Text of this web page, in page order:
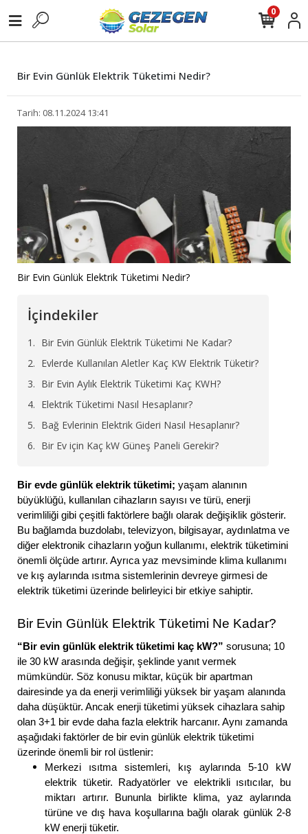
0
Bir Evin Günlük Elektrik Tüketimi Nedir?
Tarih: 08.11.2024 13:41
Bir Evin Günlük Elektrik Tüketimi Nedir?
İçindekiler
Bir Evin Günlük Elektrik Tüketimi Ne Kadar?
Evlerde Kullanılan Aletler Kaç KW Elektrik Tüketir?
Bir Evin Aylık Elektrik Tüketimi Kaç KWH?
Elektrik Tüketimi Nasıl Hesaplanır?
Bağ Evlerinin Elektrik Gideri Nasıl Hesaplanır?
Bir Ev için Kaç kW Güneş Paneli Gerekir?
Bir evde günlük elektrik tüketimi; yaşam alanının
büyüklüğü, kullanılan cihazların sayısı ve türü, enerji
verimliliği gibi çeşitli faktörlere bağlı olarak değişiklik gösterir.
Bu bağlamda buzdolabı, televizyon, bilgisayar, aydınlatma ve
diğer elektronik cihazların yoğun kullanımı, elektrik tüketimini
önemli ölçüde artırır. Ayrıca yaz mevsiminde klima kullanımı
ve kış aylarında ısıtma sistemlerinin devreye girmesi de
elektrik tüketimi üzerinde belirleyici bir etkiye sahiptir.
Bir Evin Günlük Elektrik Tüketimi Ne Kadar?
“Bir evin günlük elektrik tüketimi kaç kW?” sorusuna; 10
ile 30 kW arasında değişir, şeklinde yanıt vermek
mümkündür. Söz konusu miktar, küçük bir apartman
dairesinde ya da enerji verimliliği yüksek bir yaşam alanında
daha düşüktür. Ancak enerji tüketimi yüksek cihazlara sahip
olan 3+1 bir evde daha fazla elektrik harcanır. Aynı zamanda
aşağıdaki faktörler de bir evin günlük elektrik tüketimi
üzerinde önemli bir rol üstlenir:
Merkezi ısıtma sistemleri, kış aylarında 5-10 kW
elektrik tüketir. Radyatörler ve elektrikli ısıtıcılar, bu
miktarı artırır. Bununla birlikte klima, yaz aylarında
türüne ve dış hava koşullarına bağlı olarak günlük 2-8
kW enerji tüketir.